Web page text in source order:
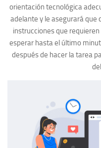
orientación tecnológica
adelante y le asegurará que
instrucciones que
esperar hasta el último
después de hacer la tarea